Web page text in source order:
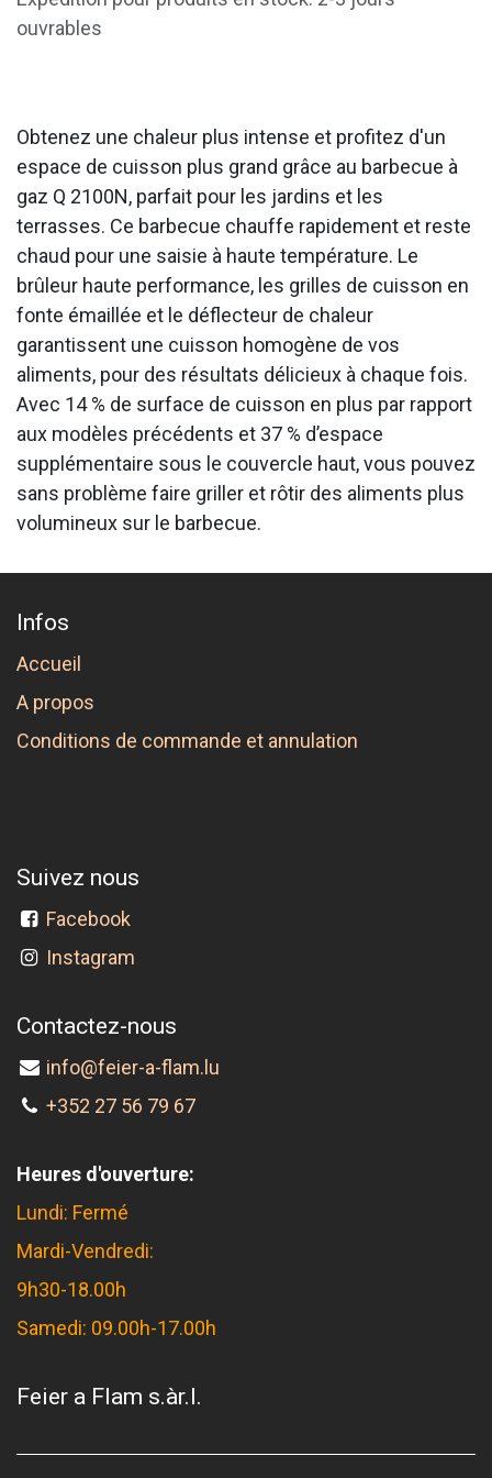
ouvrables
Obtenez une chaleur plus intense et profitez d'un
espace de cuisson plus grand grâce au barbecue à
gaz Q 2100N, parfait pour les jardins et les
terrasses. Ce barbecue chauffe rapidement et reste
chaud pour une saisie à haute température. Le
brûleur haute performance, les grilles de cuisson en
fonte émaillée et le déflecteur de chaleur
garantissent une cuisson homogène de vos
aliments, pour des résultats délicieux à chaque fois.
Avec 14 % de surface de cuisson en plus par rapport
aux modèles précédents et 37 % d’espace
supplémentaire sous le couvercle haut, vous pouvez
sans problème faire griller et rôtir des aliments plus
volumineux sur le barbecue.
Infos
Accueil
A propos
Conditions de commande et annulation
Suivez nous
Facebook
Instagram
Contactez-nous
info@feier-a-flam.lu
+352 27 56 79 67
Heures d'ouverture:
Lundi: Fermé
Mardi-Vendredi:
9h30-18.00h
Samedi: 09.00h-17.00h
Feier a Flam s.àr.l.